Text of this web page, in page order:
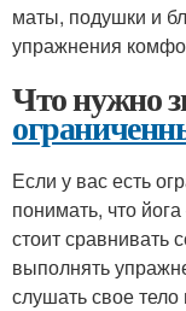
маты, подушки и
упражнения
Что нужно
Если у вас есть
понимать, что
стоит сравнивать
выполнять
слушать свое тело